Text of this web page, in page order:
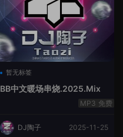
暂无标签
BB中文暖场串烧.2025.Mix
免费
DJ陶子 2025-11-25